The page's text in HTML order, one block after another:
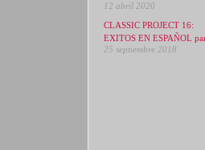
12 abril 2020
CLASSIC PROJECT 16:
EXITOS EN ESPAÑOL
25 septiembre 2018